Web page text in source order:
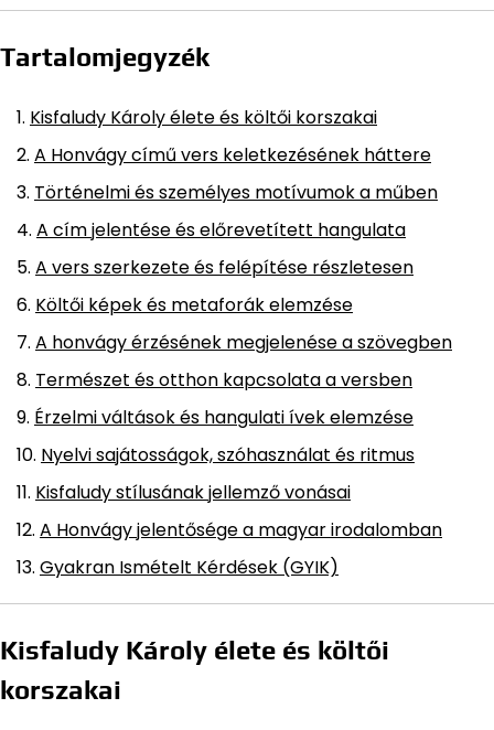
Tartalomjegyzék
Kisfaludy Károly élete és költői korszakai
A Honvágy című vers keletkezésének háttere
Történelmi és személyes motívumok a műben
A cím jelentése és előrevetített hangulata
A vers szerkezete és felépítése részletesen
Költői képek és metaforák elemzése
A honvágy érzésének megjelenése a szövegben
Természet és otthon kapcsolata a versben
Érzelmi váltások és hangulati ívek elemzése
Nyelvi sajátosságok, szóhasználat és ritmus
Kisfaludy stílusának jellemző vonásai
A Honvágy jelentősége a magyar irodalomban
Gyakran Ismételt Kérdések (GYIK)
Kisfaludy Károly élete és költői
korszakai